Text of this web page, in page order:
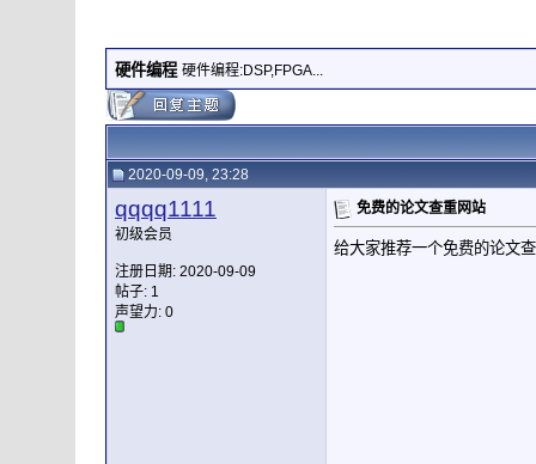
硬件编程 硬件编程:DSP,FPGA...
2020-09-09, 23:28
qqqq1111
初级会员
注册日期: 2020-09-09
帖子: 1
声望力: 0
免费的论文查重网站
给大家推荐一个免费的论文